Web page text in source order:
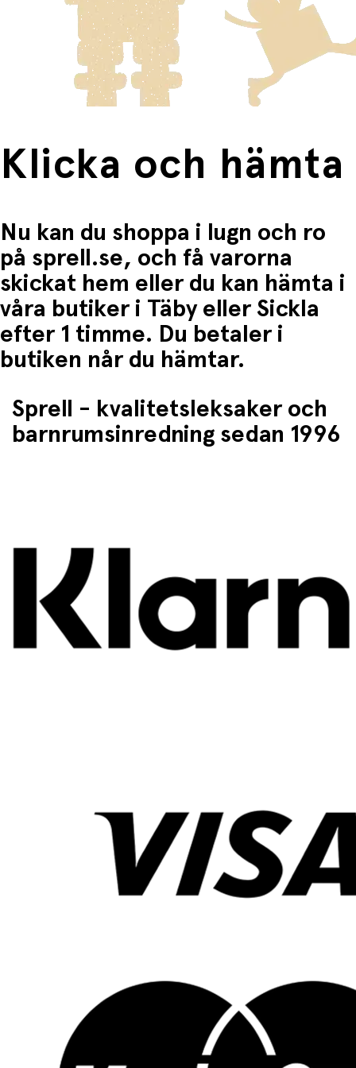
innebär en högre fraktkostnad.
Produkter som omfattas av detta är tydligt märkta, och
frakten för dessa varor visas i kassan.
Fri frakt när du handlar för mer än 1500:-
Klicka och hämta
Nu kan du shoppa i lugn och ro
på sprell.se, och få varorna
skickat hem eller du kan hämta i
våra butiker i Täby eller Sickla
efter 1 timme. Du betaler i
butiken når du hämtar.
Sprell - kvalitetsleksaker och
barnrumsinredning sedan 1996